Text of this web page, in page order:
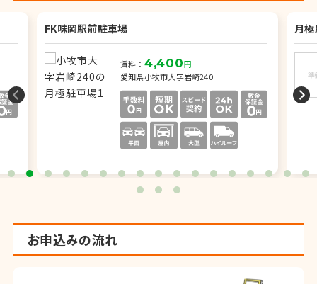
FK味岡駅前駐車場
賃料： 4,400円
愛知県小牧市大字岩崎240
月
お申込みの流れ